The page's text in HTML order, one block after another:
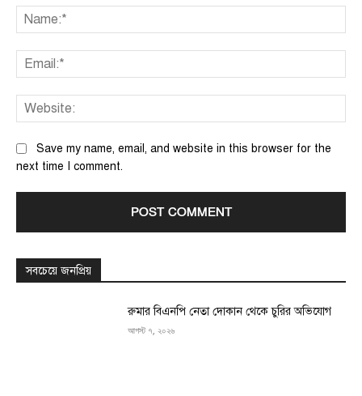
Save my name, email, and website in this browser for the
next time I comment.
সবচেয়ে জনপ্রিয়
রুমার বিএনপি নেতা দোকান থেকে চুরির অভিযোগ
আগস্ট ৭, ২০২৬